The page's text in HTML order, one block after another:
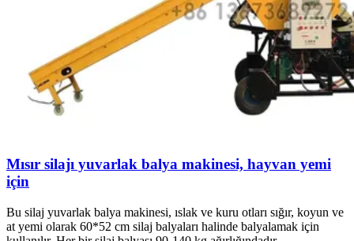
Mısır silajı yuvarlak balya makinesi, hayvan yemi
için
Bu silaj yuvarlak balya makinesi, ıslak ve kuru otları sığır, koyun ve
at yemi olarak 60*52 cm silaj balyaları halinde balyalamak için